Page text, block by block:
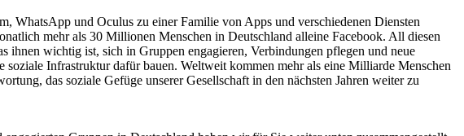
WhatsApp und Oculus zu einer Familie von Apps und verschiedenen Diensten
mehr als 30 Millionen Menschen in Deutschland alleine Facebook. All diesen
ihnen wichtig ist, sich in Gruppen engagieren, Verbindungen pflegen und neue
Infrastruktur dafür bauen. Weltweit kommen mehr als eine Milliarde Menschen
das soziale Gefüge unserer Gesellschaft in den nächsten Jahren weiter zu